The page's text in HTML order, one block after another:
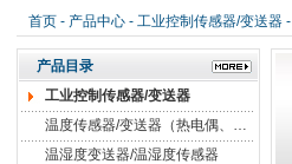
首页- 产品中心- 工业控制传感器/变送器-
产品目录
工业控制传感器/变送器
温度传感器/变送器（热电偶、热电阻）
温湿度变送器/温湿度传感器